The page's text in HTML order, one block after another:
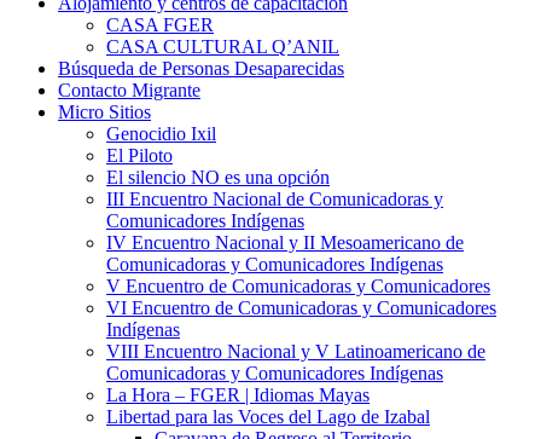
CASA FGER
CASA CULTURAL Q’ANIL
Búsqueda de Personas Desaparecidas
Contacto Migrante
Micro Sitios
Genocidio Ixil
El Piloto
El silencio NO es una opción
III Encuentro Nacional de Comunicadoras y
Comunicadores Indígenas
IV Encuentro Nacional y II Mesoamericano de
Comunicadoras y Comunicadores Indígenas
V Encuentro de Comunicadoras y Comunicadores
VI Encuentro de Comunicadoras y Comunicadores
Indígenas
VIII Encuentro Nacional y V Latinoamericano de
Comunicadoras y Comunicadores Indígenas
La Hora – FGER | Idiomas Mayas
Libertad para las Voces del Lago de Izabal